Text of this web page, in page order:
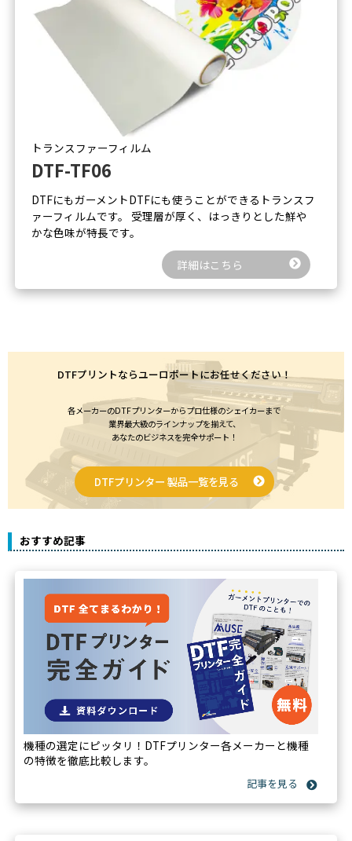
トランスファーフィルム
DTF-TF06
DTFにもガーメントDTFにも使うことができるトランスフ
ァーフィルムです。 受理層が厚く、はっきりとした鮮や
かな色味が特長です。
詳細はこちら
DTFプリントならユーロポートにお任せください！
各メーカーのDTFプリンターからプロ仕様のシェイカーまで
業界最大級のラインナップを揃えて、
あなたのビジネスを完全サポート！
DTFプリンター 製品一覧を見る
おすすめ記事
機種の選定にピッタリ！DTFプリンター各メーカーと機種
の特徴を徹底比較します。